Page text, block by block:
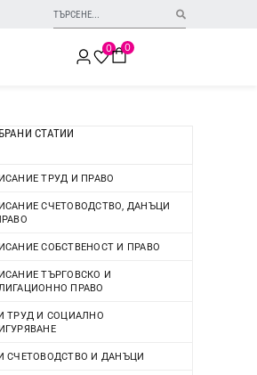
0 0
СТАТИИ
ТРУД И ПРАВО
СЧЕТОВОДСТВО, ДАНЪЦИ
СОБСТВЕНОСТ И ПРАВО
ТЪРГОВСКО И
ПРАВО
ТРУД И СОЦИАЛНО
СЧЕТОВОДСТВО И ДАНЪЦИ